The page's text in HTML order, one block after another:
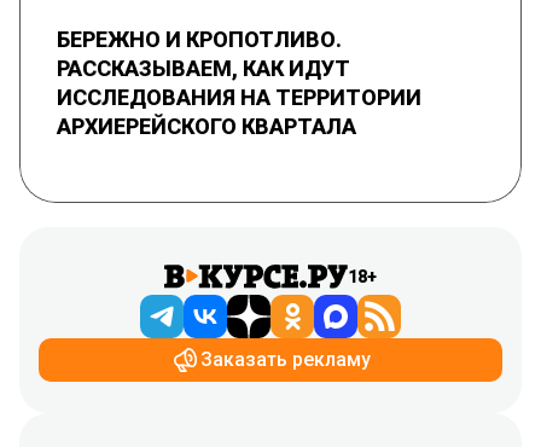
БЕРЕЖНО И КРОПОТЛИВО.
РАССКАЗЫВАЕМ, КАК ИДУТ
ИССЛЕДОВАНИЯ НА ТЕРРИТОРИИ
АРХИЕРЕЙСКОГО КВАРТАЛА
18+
Заказать рекламу